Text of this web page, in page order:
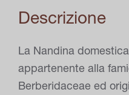
Descrizione
La Nandina
appartenente alla
Berberidaceae ed